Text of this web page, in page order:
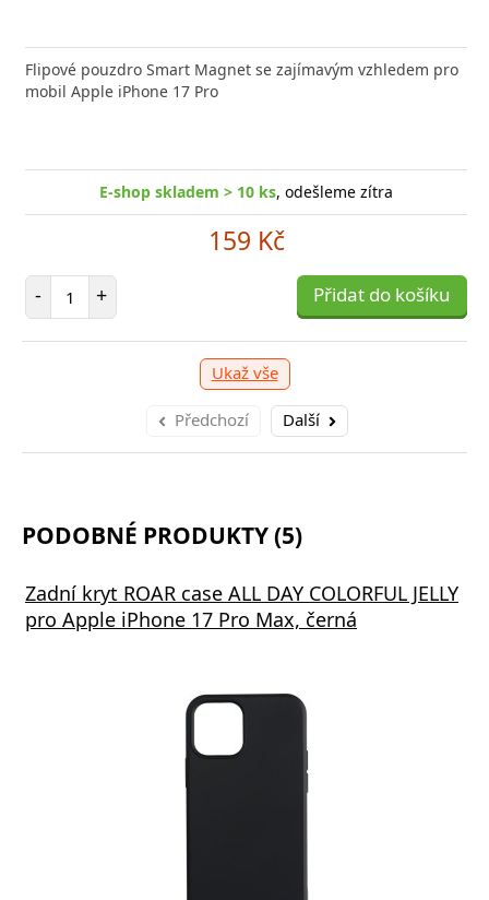
Flipové pouzdro Smart Magnet se zajímavým vzhledem pro
mobil Apple iPhone 17 Pro
E-shop skladem > 10 ks, odešleme zítra
159 Kč
- Počet položek
+ Přidat do košíku
Ukaž vše
Předchozí Další
FIXED zajistí rychlé a bezpečné nabíjení
moderního smartphonu,
E-shop skladem > 10 ks, odešleme zítra
položek
+ Přidat do košíku -
PODOBNÉ PRODUKTY (5)
Zadní kryt ROAR case ALL DAY COLORFUL JELLY
pro Apple iPhone 17 Pro Max, černá